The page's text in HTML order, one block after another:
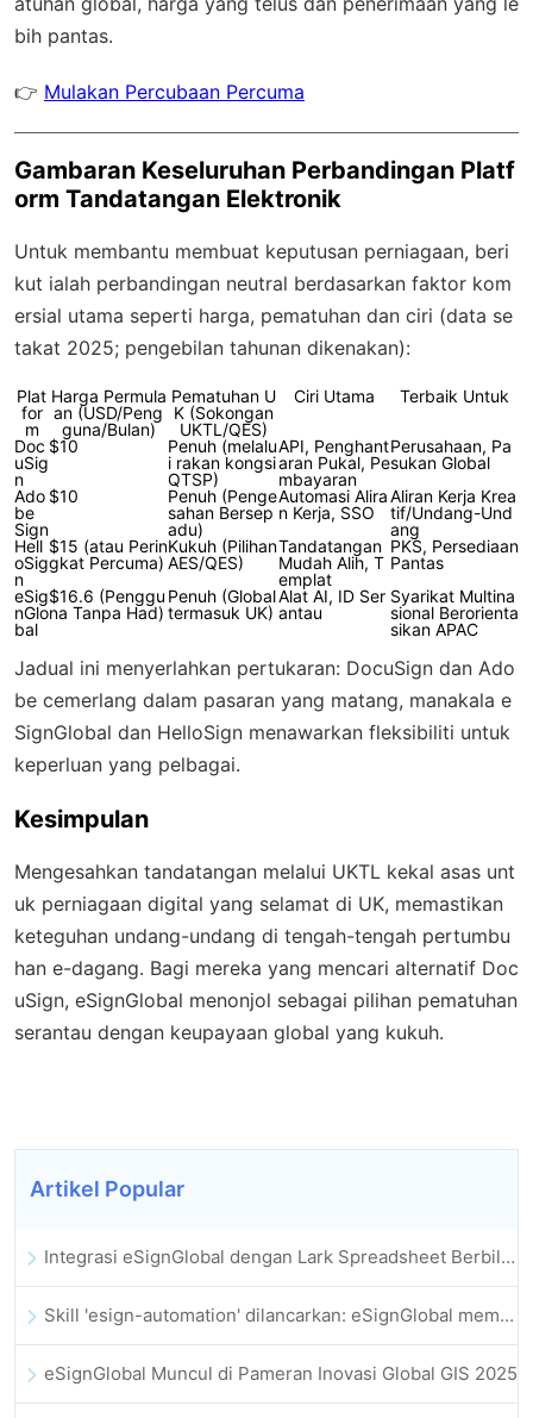
bih pantas.
👉 Mulakan Percubaan Percuma
Gambaran Keseluruhan Perbandingan Platf
orm Tandatangan Elektronik
Untuk membantu membuat keputusan perniagaan, beri
kut ialah perbandingan neutral berdasarkan faktor kom
ersial utama seperti harga, pematuhan dan ciri (data se
takat 2025; pengebilan tahunan dikenakan):
Plat
for
m
Harga Permula
an (USD/Peng
guna/Bulan)
Pematuhan U
K (Sokongan
UKTL/QES)
Ciri Utama Terbaik Untuk
Doc
uSig
n
$10
Penuh (melalu
i rakan kongsi
QTSP)
API, Penghant
aran Pukal, Pe
mbayaran
Perusahaan, Pa
sukan Global
Ado
be
Sign
$10
Penuh (Penge
sahan Bersep
adu)
Automasi Alira
n Kerja, SSO
Aliran Kerja Krea
tif/Undang-Und
ang
Hell
oSig
n
$15 (atau Perin
gkat Percuma)
Kukuh (Pilihan
AES/QES)
Tandatangan
Mudah Alih, T
emplat
PKS, Persediaan
Pantas
eSig
nGlo
bal
$16.6 (Penggu
na Tanpa Had)
Penuh (Global
termasuk UK)
Alat AI, ID Ser
antau
Syarikat Multina
sional Berorienta
sikan APAC
Jadual ini menyerlahkan pertukaran: DocuSign dan Ado
be cemerlang dalam pasaran yang matang, manakala e
SignGlobal dan HelloSign menawarkan fleksibiliti untuk
keperluan yang pelbagai.
Kesimpulan
Mengesahkan tandatangan melalui UKTL kekal asas unt
uk perniagaan digital yang selamat di UK, memastikan
keteguhan undang-undang di tengah-tengah pertumbu
han e-dagang. Bagi mereka yang mencari alternatif Doc
uSign, eSignGlobal menonjol sebagai pilihan pematuhan
serantau dengan keupayaan global yang kukuh.
Artikel Popular
Integrasi eSignGlobal dengan Lark Spreadsheet Berbilang Dimensi Dilancarkan Secara Rasmi: Automasi Penuh Proses Menandatangani dan Mengarkib Kontrak Elektronik
Skill 'esign-automation' dilancarkan: eSignGlobal memperkasa OpenClaw dengan tandatangan elektronik automatik
eSignGlobal Muncul di Pameran Inovasi Global GIS 2025